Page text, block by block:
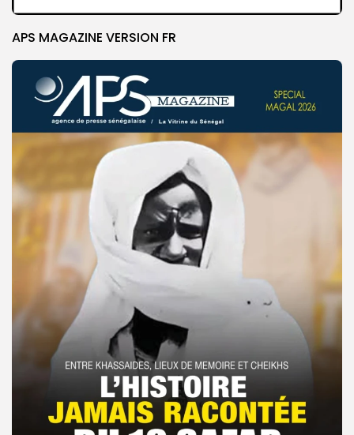
APS MAGAZINE VERSION FR